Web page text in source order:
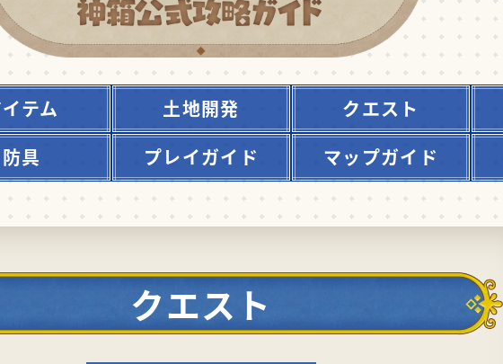
テム 土地開発 クエスト
防具
プレイガイド マップガイド
クエスト